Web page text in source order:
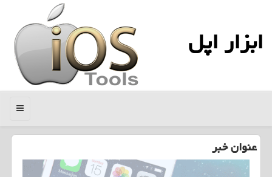
ابزار اپل
منو
عنوان خبر